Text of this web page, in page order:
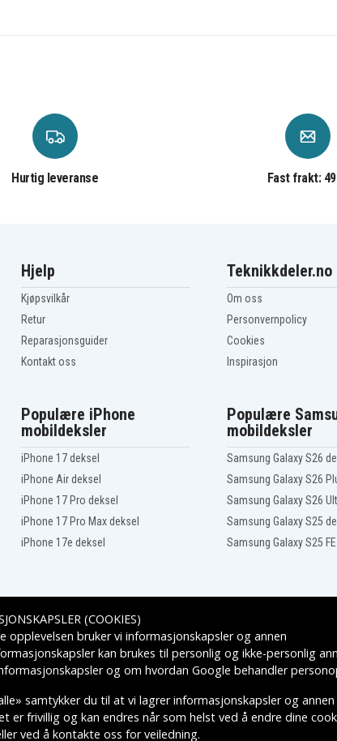
Hurtig leveranse Fast frakt:
Hjelp
Kjøpsvilkår
Retur
Reparasjonsguider
Kontakt oss
Teknikkdeler.no
Om oss
Personvernpolicy
Cookies
Inspirasjon
Populære iPhone
mobildeksler
iPhone 17 deksel
iPhone Air deksel
iPhone 17 Pro deksel
iPhone 17 Pro Max deksel
iPhone 17e deksel
Populære
mobildeksler
Samsung Galaxy S26
Samsung Galaxy S26
Samsung Galaxy S26
Samsung Galaxy S25
Samsung Galaxy S25
Leveringsalternativer
(COOKIES)
opplevelsen bruker vi informasjonskapsler og annen
kan brukes til personlig og ikke-personlig
og om hvordan Google behandler
samtykker du til at vi lagrer informasjonskapsler og
er frivillig og kan endres når som helst ved å endre dine
ved å kontakte oss for veiledning.